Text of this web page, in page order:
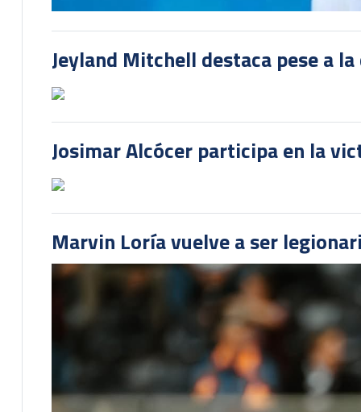
Jeyland Mitchell destaca pese a
Josimar Alcócer participa en la
Marvin Loría vuelve a ser